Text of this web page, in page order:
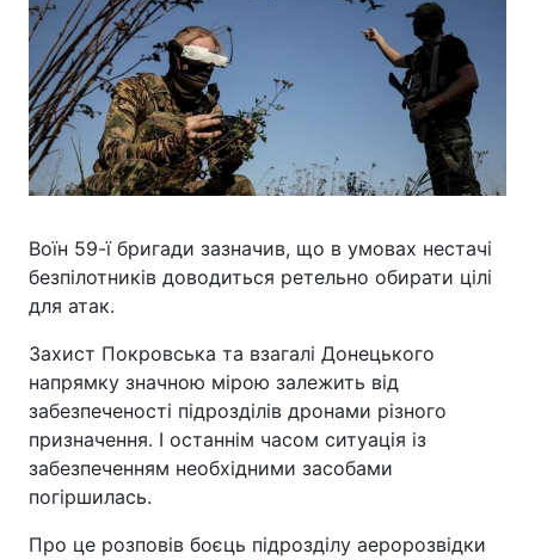
Воїн 59-ї бригади зазначив, що в умовах нестачі
безпілотників доводиться ретельно обирати цілі
для атак.
Захист Покровська та взагалі Донецького
напрямку значною мірою залежить від
забезпеченості підрозділів дронами різного
призначення. І останнім часом ситуація із
забезпеченням необхідними засобами
погіршилась.
Про це розповів боєць підрозділу аеророзвідки